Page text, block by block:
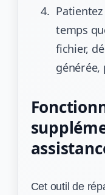
temps
fichier,
générée,
Cet outil de